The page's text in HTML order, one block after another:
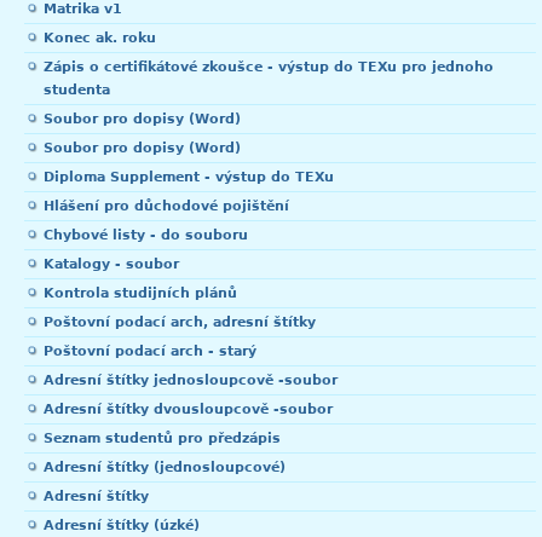
Matrika v1
Konec ak. roku
Zápis o certifikátové zkoušce - výstup do TEXu pro jednoho
studenta
Soubor pro dopisy (Word)
Soubor pro dopisy (Word)
Diploma Supplement - výstup do TEXu
Hlášení pro důchodové pojištění
Chybové listy - do souboru
Katalogy - soubor
Kontrola studijních plánů
Poštovní podací arch, adresní štítky
Poštovní podací arch - starý
Adresní štítky jednosloupcově -soubor
Adresní štítky dvousloupcově -soubor
Seznam studentů pro předzápis
Adresní štítky (jednosloupcové)
Adresní štítky
Adresní štítky (úzké)